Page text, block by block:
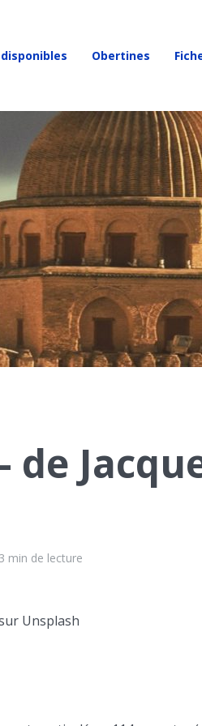
Obertines
de
3 min de lecture
Unsplash